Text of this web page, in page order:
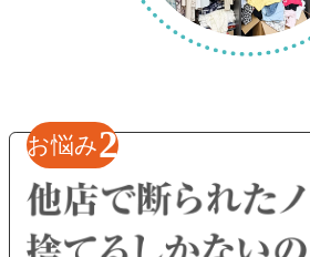
お悩み2